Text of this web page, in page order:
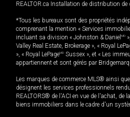
REALTOR.ca Installation de distribution de
*Tous les bureaux sont des propriétés
comprenant la mention « Services
incluant sa division « Johnston & Daniel MD
Valley Real Estate, Brokerage », « Royal
», « Royal LePageMD Sussex », et « Les
appartiennent et sont gérés par Bridgemarq
Les marques de commerce MLS® ainsi
désignent les services professionnels
REALTORS® de l'ACI en vue de l'achat, de
biens immobiliers dans le cadre d'un